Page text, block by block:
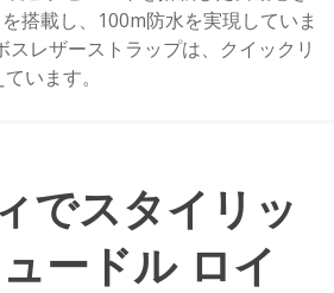
搭載し、100m防水を実現していま
スレザーストラップは、クイックリ
います。
でスタイリッ
ードル ロイ